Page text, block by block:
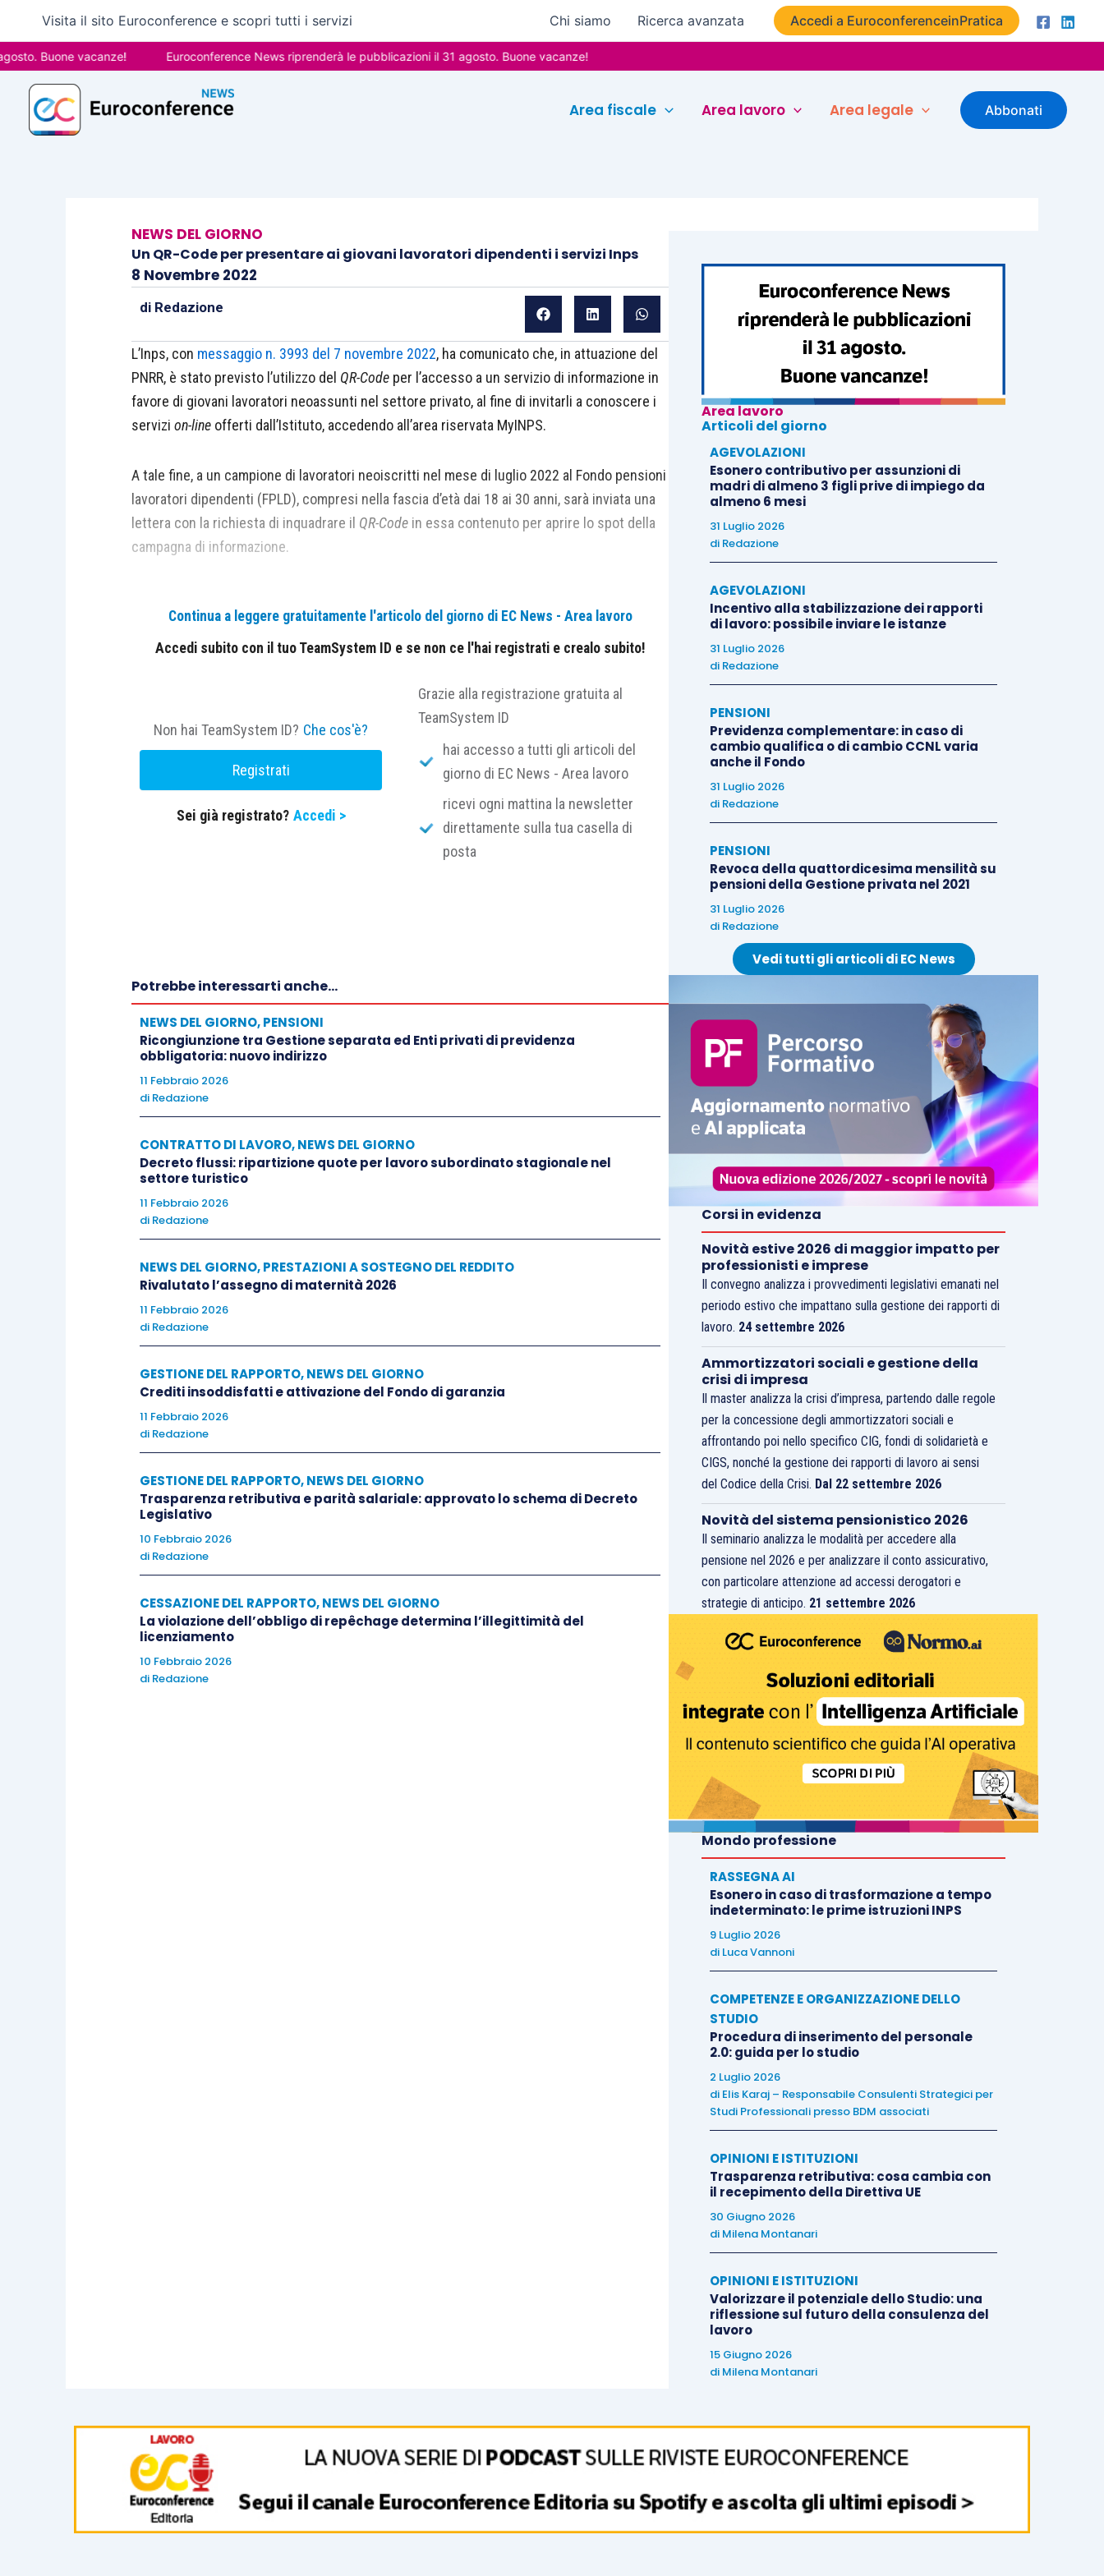
contenuto
Visita il sito Euroconference e scopri tutti i servizi Chi siamo Ricerca avanzata Accedi a EuroconferenceinPratica
vacanze! Euroconference News riprenderà le pubblicazioni il 31 agosto. Buone vacanze!
Area fiscale Area lavoro Area legale Abbonati
NEWS DEL GIORNO
Un QR-Code per presentare ai giovani lavoratori dipendenti i servizi Inps
8 Novembre 2022
di Redazione
L’Inps, con messaggio n. 3993 del 7 novembre 2022, ha comunicato che, in attuazione del
PNRR, è stato previsto l’utilizzo del QR-Code per l’accesso a un servizio di informazione in
favore di giovani lavoratori neoassunti nel settore privato, al fine di invitarli a conoscere i
servizi on-line offerti dall’Istituto, accedendo all’area riservata MyINPS.
A tale fine, a un campione di lavoratori neoiscritti nel mese di luglio 2022 al Fondo pensioni
lavoratori dipendenti (FPLD), compresi nella fascia d’età dai 18 ai 30 anni, sarà inviata una
lettera con la richiesta di inquadrare il QR-Code in essa contenuto per aprire lo spot della
campagna di informazione.
Centro Studi Lavoro e Previdenza – Euroconference ti consiglia:
Continua a leggere gratuitamente l'articolo del giorno di EC News - Area lavoro
Accedi subito con il tuo TeamSystem ID e se non ce l'hai registrati e crealo subito!
Non hai TeamSystem ID? Che cos'è?
Registrati
Sei già registrato? Accedi >
Grazie alla registrazione gratuita al
TeamSystem ID
hai accesso a tutti gli articoli del
giorno di EC News - Area lavoro
ricevi ogni mattina la newsletter
direttamente sulla tua casella di
posta
Potrebbe interessarti anche...
NEWS DEL GIORNO,PENSIONI
Ricongiunzione tra Gestione separata ed Enti privati di previdenza
obbligatoria: nuovo indirizzo
11 Febbraio 2026
di Redazione
CONTRATTO DI LAVORO,NEWS DEL GIORNO
Decreto flussi: ripartizione quote per lavoro subordinato stagionale nel
settore turistico
11 Febbraio 2026
di Redazione
NEWS DEL GIORNO,PRESTAZIONI A SOSTEGNO DEL REDDITO
Rivalutato l’assegno di maternità 2026
11 Febbraio 2026
di Redazione
GESTIONE DEL RAPPORTO,NEWS DEL GIORNO
Crediti insoddisfatti e attivazione del Fondo di garanzia
11 Febbraio 2026
di Redazione
GESTIONE DEL RAPPORTO,NEWS DEL GIORNO
Trasparenza retributiva e parità salariale: approvato lo schema di Decreto
Legislativo
10 Febbraio 2026
di Redazione
CESSAZIONE DEL RAPPORTO,NEWS DEL GIORNO
La violazione dell’obbligo di repêchage determina l’illegittimità del
licenziamento
10 Febbraio 2026
di Redazione
Area lavoro
Articoli del giorno
AGEVOLAZIONI
Esonero contributivo per assunzioni di
madri di almeno 3 figli prive di impiego da
almeno 6 mesi
31 Luglio 2026
di Redazione
AGEVOLAZIONI
Incentivo alla stabilizzazione dei rapporti
di lavoro: possibile inviare le istanze
31 Luglio 2026
di Redazione
PENSIONI
Previdenza complementare: in caso di
cambio qualifica o di cambio CCNL varia
anche il Fondo
31 Luglio 2026
di Redazione
PENSIONI
Revoca della quattordicesima mensilità su
pensioni della Gestione privata nel 2021
31 Luglio 2026
di Redazione
Vedi tutti gli articoli di EC News
Corsi in evidenza
Novità estive 2026 di maggior impatto per
professionisti e imprese
Il convegno analizza i provvedimenti legislativi emanati nel
periodo estivo che impattano sulla gestione dei rapporti di
lavoro. 24 settembre 2026
Ammortizzatori sociali e gestione della
crisi di impresa
Il master analizza la crisi d’impresa, partendo dalle regole
per la concessione degli ammortizzatori sociali e
affrontando poi nello specifico CIG, fondi di solidarietà e
CIGS, nonché la gestione dei rapporti di lavoro ai sensi
del Codice della Crisi. Dal 22 settembre 2026
Novità del sistema pensionistico 2026
Il seminario analizza le modalità per accedere alla
pensione nel 2026 e per analizzare il conto assicurativo,
con particolare attenzione ad accessi derogatori e
strategie di anticipo. 21 settembre 2026
Mondo professione
RASSEGNA AI
Esonero in caso di trasformazione a tempo
indeterminato: le prime istruzioni INPS
9 Luglio 2026
di Luca Vannoni
COMPETENZE E ORGANIZZAZIONE DELLO
STUDIO
Procedura di inserimento del personale
2.0: guida per lo studio
2 Luglio 2026
di Elis Karaj – Responsabile Consulenti Strategici per
Studi Professionali presso BDM associati
OPINIONI E ISTITUZIONI
Trasparenza retributiva: cosa cambia con
il recepimento della Direttiva UE
30 Giugno 2026
di Milena Montanari
OPINIONI E ISTITUZIONI
Valorizzare il potenziale dello Studio: una
riflessione sul futuro della consulenza del
lavoro
15 Giugno 2026
di Milena Montanari